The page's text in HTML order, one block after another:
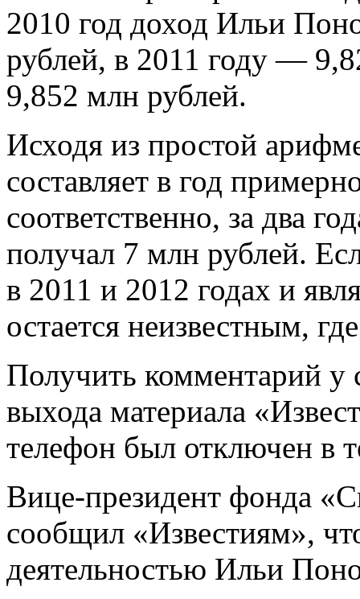
2010 год доход Ильи
рублей, в 2011 году —
9,852 млн рублей.
Исходя из простой
составляет в год
соответственно, за два
получал 7 млн рублей.
в 2011 и 2012 годах и
остается неизвестным,
Получить комментарий у
выхода материала
телефон был отключен в
Вице-президент фонда
сообщил «Известиям»,
деятельностью Ильи